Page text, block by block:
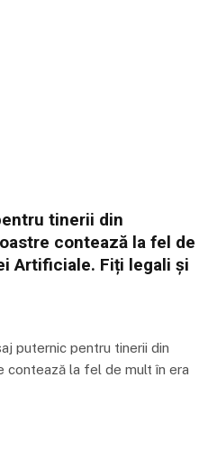
tinerii din
contează la fel de
Artificiale. Fiți legali și
puternic pentru tinerii din
contează la fel de mult în era